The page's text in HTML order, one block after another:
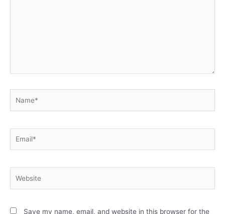
Save my name, email, and website in this browser for the